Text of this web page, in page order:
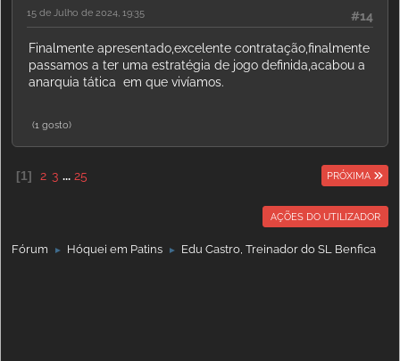
#14
15 de Julho de 2024, 19:35
Finalmente apresentado,excelente contratação,finalmente
passamos a ter uma estratégia de jogo definida,acabou a
anarquia tática em que vivíamos.
(1 gosto)
1 2 3 ... 25 PRÓXIMA
AÇÕES DO UTILIZADOR
Fórum ► Hóquei em Patins ► Edu Castro, Treinador do SL Benfica